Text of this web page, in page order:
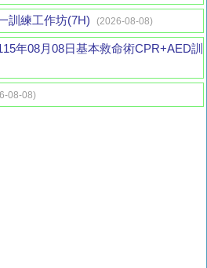
訓練工作坊(7H) (2026-08-08)
年08月08日基本救命術CPR+AED訓
08-08)